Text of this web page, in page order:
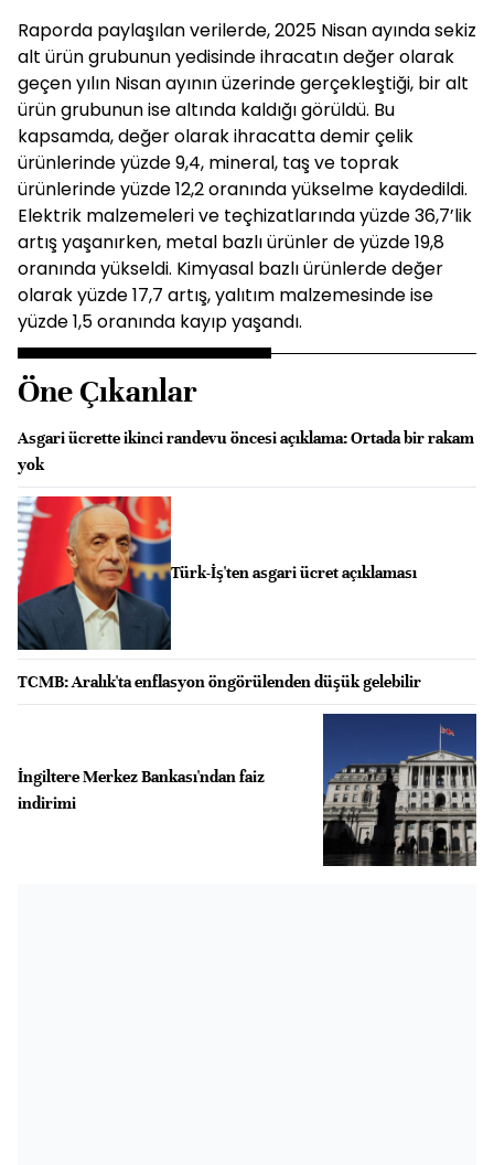
Raporda paylaşılan verilerde, 2025 Nisan ayında sekiz
alt ürün grubunun yedisinde ihracatın değer olarak
geçen yılın Nisan ayının üzerinde gerçekleştiği, bir alt
ürün grubunun ise altında kaldığı görüldü. Bu
kapsamda, değer olarak ihracatta demir çelik
ürünlerinde yüzde 9,4, mineral, taş ve toprak
ürünlerinde yüzde 12,2 oranında yükselme kaydedildi.
Elektrik malzemeleri ve teçhizatlarında yüzde 36,7’lik
artış yaşanırken, metal bazlı ürünler de yüzde 19,8
oranında yükseldi. Kimyasal bazlı ürünlerde değer
olarak yüzde 17,7 artış, yalıtım malzemesinde ise
yüzde 1,5 oranında kayıp yaşandı.
Öne Çıkanlar
Asgari ücrette ikinci randevu öncesi açıklama: Ortada bir rakam
yok
Türk-İş'ten asgari ücret açıklaması
TCMB: Aralık'ta enflasyon öngörülenden düşük gelebilir
İngiltere Merkez Bankası'ndan faiz
indirimi